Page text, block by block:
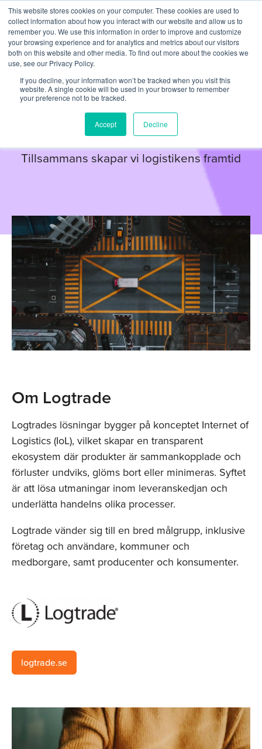
This website stores cookies on your computer. These cookies are used to
collect information about how you interact with our website and allow us to
remember you. We use this information in order to improve and customize
your browsing experience and for analytics and metrics about our visitors
both on this website and other media. To find out more about the cookies we
use, see our Privacy Policy.
If you decline, your information won’t be tracked when you visit this
website. A single cookie will be used in your browser to remember
your preference not to be tracked.
Accept Decline
PARTNERS
Logtrade
Tillsammans skapar vi logistikens framtid
Om Logtrade
Logtrades lösningar bygger på konceptet Internet of
Logistics (IoL), vilket skapar en transparent
ekosystem där produkter är sammankopplade och
förluster undviks, glöms bort eller minimeras. Syftet
är att lösa utmaningar inom leveranskedjan och
underlätta handelns olika processer.
Logtrade vänder sig till en bred målgrupp, inklusive
företag och användare, kommuner och
medborgare, samt producenter och konsumenter.
logtrade.se